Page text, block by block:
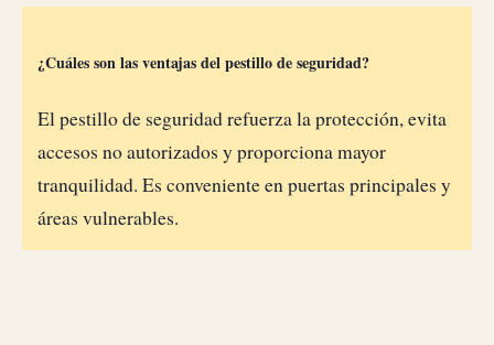
¿Cuáles son las ventajas del pestillo de seguridad?
El pestillo de seguridad refuerza la protección, evita
accesos no autorizados y proporciona mayor
tranquilidad. Es conveniente en puertas principales y
áreas vulnerables.